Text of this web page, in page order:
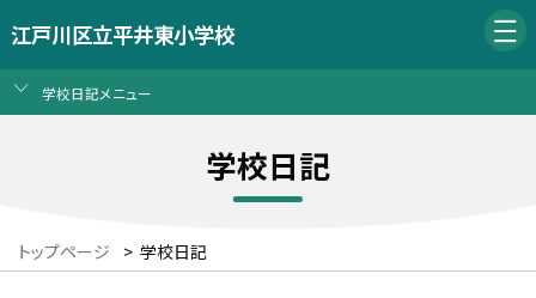
江戸川区立平井東小学校
学校日記メニュー
学校日記
トップページ > 学校日記